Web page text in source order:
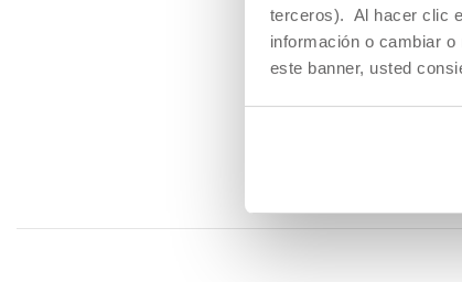
terceros). Al hacer clic
información o cambiar
este banner, usted
COSAS QUE
están los cursos de
, si tienes
último, si estás